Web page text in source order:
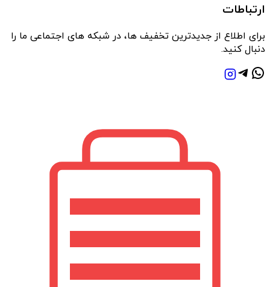
قطعات و دقت عملکرد بستگی دارد. مدل‌هایی که استخراج
در بلندمدت رضایت بیشتری ایجاد می‌کنند. بررسی
انتخابی متعادل و منطقی داشته باشید.
آب مرکبات‌گیری وسیله‌ای ساده اما مؤثر برای حفظ
عادت‌های سالم روزانه است. انتخاب دستگاهی با عملکرد
ارتباطات
برای اطلاع از جدیدترین تخفیف ها، در شبکه های اجتماعی ما را
دنبال کنید.